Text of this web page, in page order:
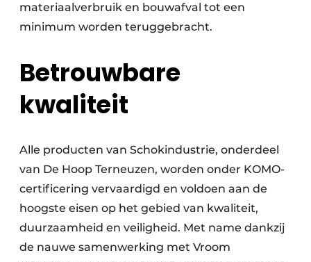
materiaalverbruik en bouwafval tot een
minimum worden teruggebracht.
Betrouwbare
kwaliteit
Alle producten van Schokindustrie, onderdeel
van De Hoop Terneuzen, worden onder KOMO-
certificering vervaardigd en voldoen aan de
hoogste eisen op het gebied van kwaliteit,
duurzaamheid en veiligheid. Met name dankzij
de nauwe samenwerking met Vroom